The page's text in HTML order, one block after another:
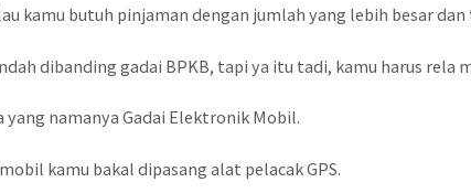
kamu butuh pinjaman dengan jumlah yang lebih besar
dibanding gadai BPKB, tapi ya itu tadi, kamu harus rela
yang namanya Gadai Elektronik Mobil.
kamu bakal dipasang alat pelacak GPS.